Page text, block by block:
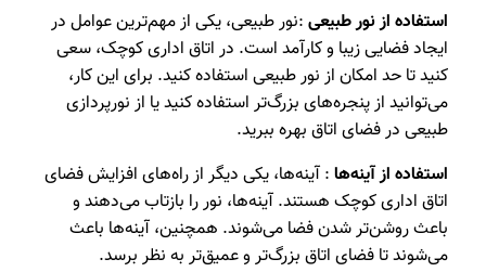
استفاده از نور طبیعی :نور طبیعی، یکی از مهم‌ترین عوامل در
ایجاد فضایی زیبا و کارآمد است. در اتاق اداری کوچک، سعی
کنید تا حد امکان از نور طبیعی استفاده کنید. برای این کار،
می‌توانید از پنجره‌های بزرگ‌تر استفاده کنید یا از نورپردازی
طبیعی در فضای اتاق بهره ببرید.
استفاده از آینه‌ها : آینه‌ها، یکی دیگر از راه‌های افزایش فضای
اتاق اداری کوچک هستند. آینه‌ها، نور را بازتاب می‌دهند و
باعث روشن‌تر شدن فضا می‌شوند. همچنین، آینه‌ها باعث
می‌شوند تا فضای اتاق بزرگ‌تر و عمیق‌تر به نظر برسد.